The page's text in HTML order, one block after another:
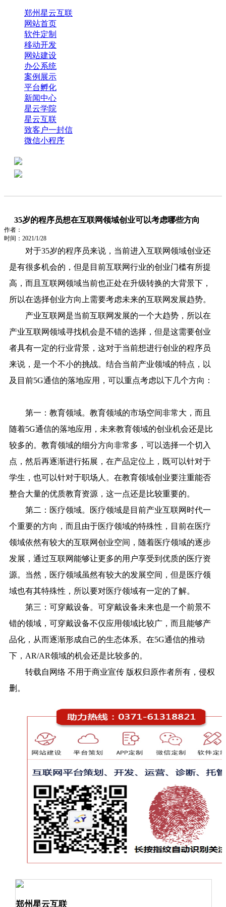
郑州星云互联
网站首页
软件定制
移动开发
网站建设
办公系统
案例展示
平台孵化
新闻中心
星云学院
星云互联
致客户一封信
微信小程序
35岁的程序员想在互联网领域创业可以考虑哪些方向
作者：
时间：2021/1/28
对于35岁的程序员来说，当前进入互联网领域创业还
是有很多机会的，但是目前互联网行业的创业门槛有所提
高，而且互联网领域当前也正处在升级转换的大背景下，
所以在选择创业方向上需要考虑未来的互联网发展趋势。
产业互联网是当前互联网发展的一个大趋势，所以在
产业互联网领域寻找机会是不错的选择，但是这需要创业
者具有一定的行业背景，这对于当前想进行创业的程序员
来说，是一个不小的挑战。结合当前产业领域的特点，以
及目前5G通信的落地应用，可以重点考虑以下几个方向：
第一：教育领域。教育领域的市场空间非常大，而且
随着5G通信的落地应用，未来教育领域的创业机会还是比
较多的。教育领域的细分方向非常多，可以选择一个切入
点，然后再逐渐进行拓展，在产品定位上，既可以针对于
学生，也可以针对于职场人。在教育领域创业要注重能否
整合大量的优质教育资源，这一点还是比较重要的。
第二：医疗领域。医疗领域是目前产业互联网时代一
个重要的方向，而且由于医疗领域的特殊性，目前在医疗
领域依然有较大的互联网创业空间，随着医疗领域的逐步
发展，通过互联网能够让更多的用户享受到优质的医疗资
源。当然，医疗领域虽然有较大的发展空间，但是医疗领
域也有其特殊性，所以要对医疗领域有一定的了解。
第三：可穿戴设备。可穿戴设备未来也是一个前景不
错的领域，可穿戴设备不仅应用领域比较广，而且能够产
品化，从而逐渐形成自己的生态体系。在5G通信的推动
下，AR/AR领域的机会还是比较多的。
转载自网络 不用于商业宣传 版权归原作者所有，侵权
删。
郑州星云互联